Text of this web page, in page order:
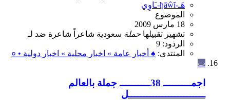
هَـ-ђāŵĩ-ـَاوِي
الموضوع
18 مارس 2009
تشهير تقبيلها حملة سعودية شاعراً شاعرة ضد لـ
الردود: 9
المنتدى: ♠ أخبار عامة » اخبار محلية » اخبار دولية • ०
ت
اجمـــــــــ 38ــــــــــ جملة بالعالم
ـــــــــــــــــــــــــل